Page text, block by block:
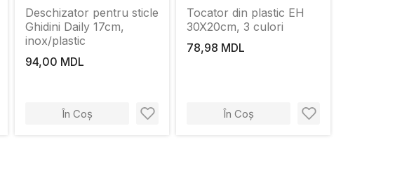
Deschizator pentru sticle
Ghidini Daily 17cm,
inox/plastic
94,00 MDL
În Coș
Tocator din plastic EH
30X20сm, 3 culori
78,98 MDL
În Coș